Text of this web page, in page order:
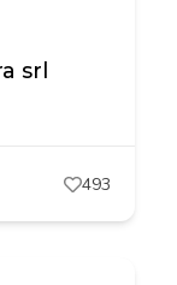
srl
493